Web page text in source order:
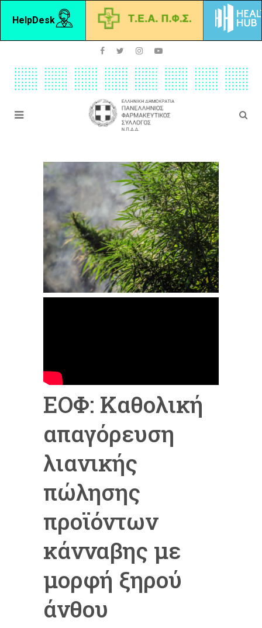
HelpDesk
ΕΟΦ: Καθολική
απαγόρευση
λιανικής
πώλησης
προϊόντων
κάνναβης με
μορφή ξηρού
άνθου